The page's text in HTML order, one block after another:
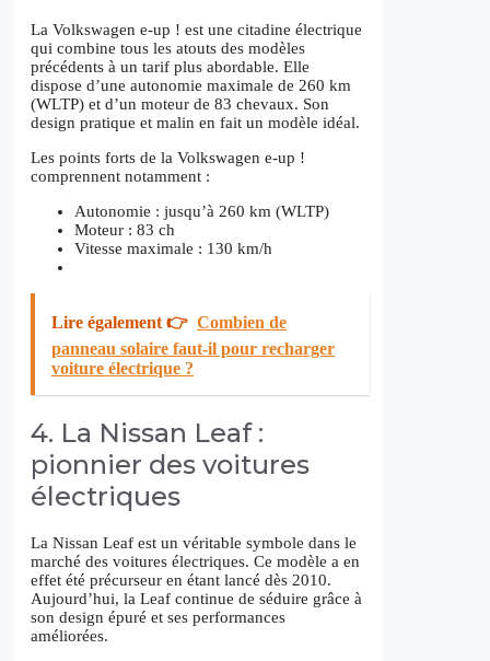
La Volkswagen e-up ! est une citadine électrique
qui combine tous les atouts des modèles
précédents à un tarif plus abordable. Elle
dispose d’une autonomie maximale de 260 km
(WLTP) et d’un moteur de 83 chevaux. Son
design pratique et malin en fait un modèle idéal.
Les points forts de la Volkswagen e-up !
comprennent notamment :
Autonomie : jusqu’à 260 km (WLTP)
Moteur : 83 ch
Vitesse maximale : 130 km/h
Lire également 👉 Combien de
panneau solaire faut-il pour recharger
voiture électrique ?
4. La Nissan Leaf :
pionnier des voitures
électriques
La Nissan Leaf est un véritable symbole dans le
marché des voitures électriques. Ce modèle a en
effet été précurseur en étant lancé dès 2010.
Aujourd’hui, la Leaf continue de séduire grâce à
son design épuré et ses performances
améliorées.